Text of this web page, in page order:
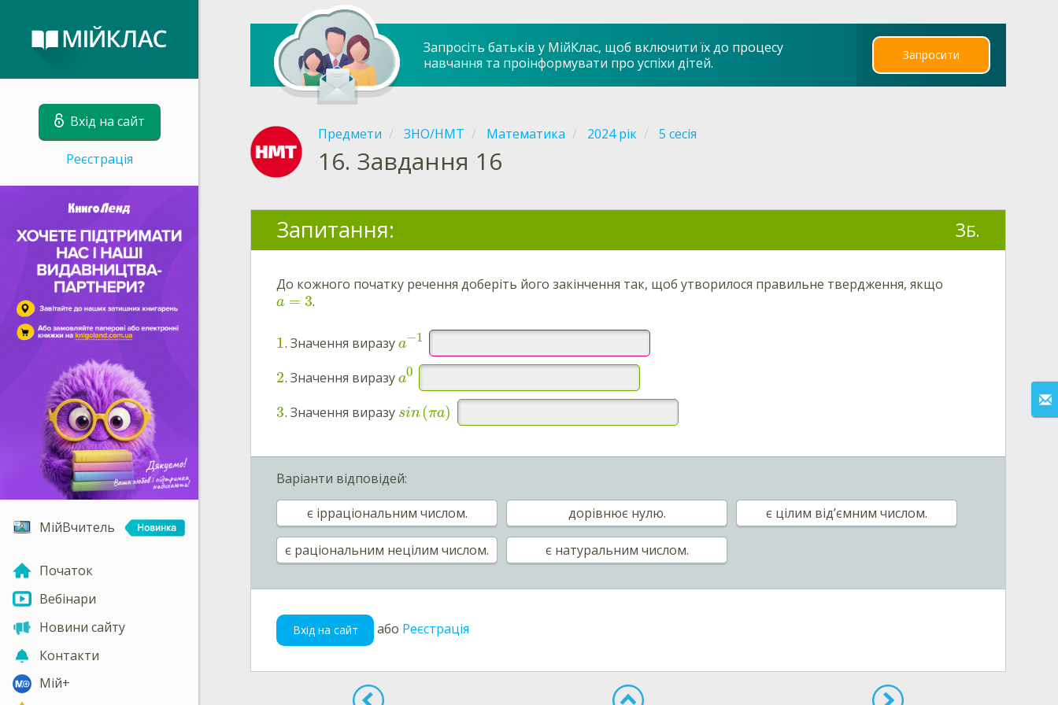
Вхід на сайт
Реєстрація
МійВчитель
Початок
Вебінари
Новини сайту
Контакти
Мій+
Запросіть батьків у МійКлас, щоб включити їх до процесу
навчання та проінформувати про успіхи дітей.
Запросити
Предмети ЗНО/НМТ Математика 2024 рік 5 сесія
16. Завдання 16
Запитання: 3Б.
До кожного початку речення доберіть його закінчення так, щоб утворилося правильне твердження, якщо
a = 3.
1. Значення виразу a−1
2. Значення виразу a0
3. Значення виразу sin(πa)
Варіанти відповідей:
є ірраціональним числом.
дорівнює нулю. є цілим від’ємним числом.
є раціональним нецілим числом. є натуральним числом.
Вхід на сайт або Реєстрація